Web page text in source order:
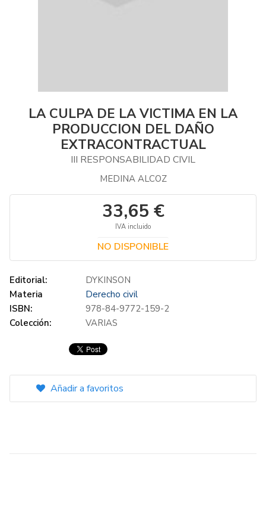
LA CULPA DE LA VICTIMA EN LA
PRODUCCION DEL DAÑO
EXTRACONTRACTUAL
III RESPONSABILIDAD CIVIL
MEDINA ALCOZ
33,65 €
IVA incluido
NO DISPONIBLE
Editorial:
DYKINSON
Materia
Derecho civil
ISBN:
978-84-9772-159-2
Colección:
VARIAS
Añadir a favoritos